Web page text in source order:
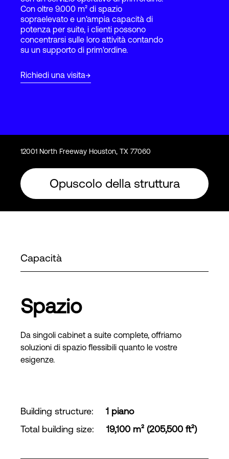
Accesso
Con oltre 9.000 m² di spazio
sopraelevato e un'ampia capacità di
potenza per suite, i clienti possono
concentrarsi sulle loro attività contando
su un supporto di prim'ordine.
Richiedi una visita
12001 North Freeway Houston, TX 77060
Opuscolo della struttura
Capacità
Spazio
Da singoli cabinet a suite complete, offriamo
soluzioni di spazio flessibili quanto le vostre
esigenze.
Building structure:
1 piano
Total building size: 19,100 m² (205,500 ft²)